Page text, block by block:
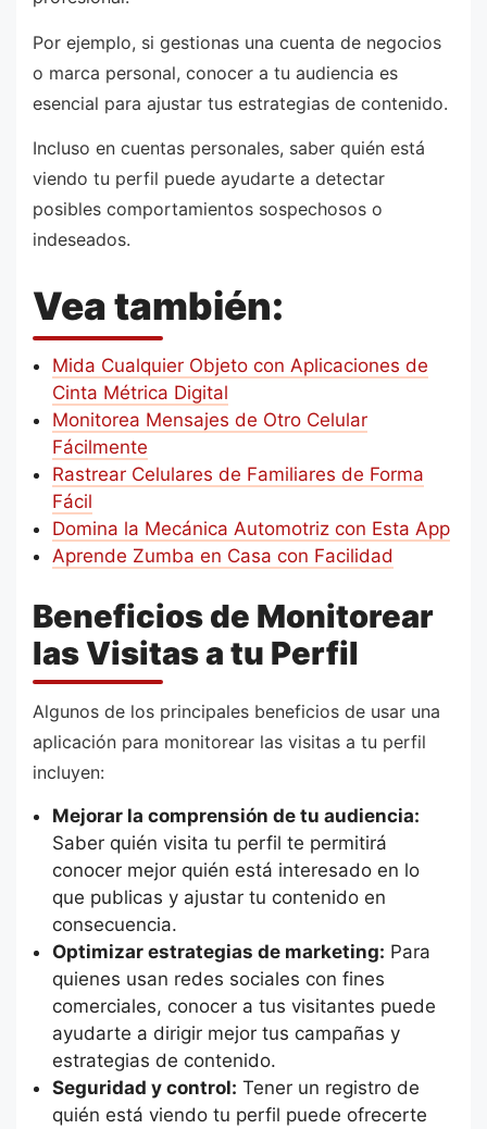
Por ejemplo, si gestionas una cuenta de negocios
o marca personal, conocer a tu audiencia es
esencial para ajustar tus estrategias de contenido.
Incluso en cuentas personales, saber quién está
viendo tu perfil puede ayudarte a detectar
posibles comportamientos sospechosos o
indeseados.
Vea también:
Mida Cualquier Objeto con Aplicaciones de
Cinta Métrica Digital
Monitorea Mensajes de Otro Celular
Fácilmente
Rastrear Celulares de Familiares de Forma
Fácil
Domina la Mecánica Automotriz con Esta App
Aprende Zumba en Casa con Facilidad
Beneficios de Monitorear
las Visitas a tu Perfil
Algunos de los principales beneficios de usar una
aplicación para monitorear las visitas a tu perfil
incluyen:
Mejorar la comprensión de tu audiencia:
Saber quién visita tu perfil te permitirá
conocer mejor quién está interesado en lo
que publicas y ajustar tu contenido en
consecuencia.
Optimizar estrategias de marketing: Para
quienes usan redes sociales con fines
comerciales, conocer a tus visitantes puede
ayudarte a dirigir mejor tus campañas y
estrategias de contenido.
Seguridad y control: Tener un registro de
quién está viendo tu perfil puede ofrecerte